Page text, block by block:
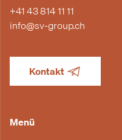
+41 43 814 11 11
info@sv-group.ch
Kontakt
Menü